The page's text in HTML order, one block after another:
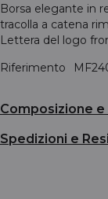
Borsa elegante in
tracolla a catena
Lettera del logo
Riferimento
Composizione e
Spedizioni e Resi